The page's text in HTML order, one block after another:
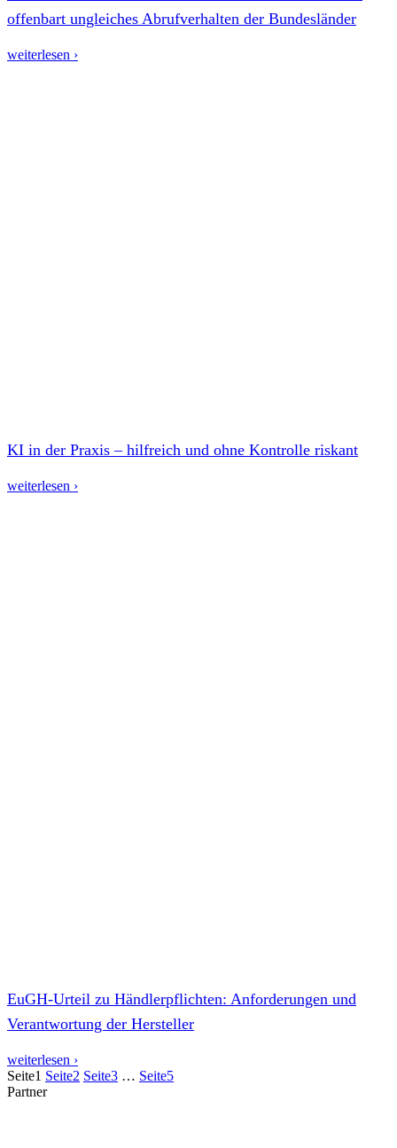
offenbart ungleiches Abrufverhalten der Bundesländer
weiterlesen ›
KI in der Praxis – hilfreich und ohne Kontrolle riskant
weiterlesen ›
EuGH-Urteil zu Händlerpflichten: Anforderungen und
Verantwortung der Hersteller
weiterlesen ›
Seite1 Seite2 Seite3 … Seite5
Partner